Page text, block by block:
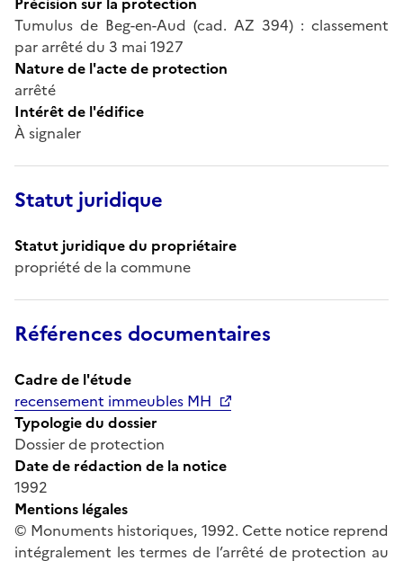
Tumulus de Beg-en-Aud (cad. AZ 394) : classement
par arrêté du 3 mai 1927
Nature de l'acte de protection
arrêté
Intérêt de l'édifice
À signaler
Statut juridique
Statut juridique du propriétaire
propriété de la commune
Références documentaires
Cadre de l'étude
recensement immeubles MH
Typologie du dossier
Dossier de protection
Date de rédaction de la notice
1992
Mentions légales
© Monuments historiques, 1992. Cette notice reprend
intégralement les termes de l’arrêté de protection au